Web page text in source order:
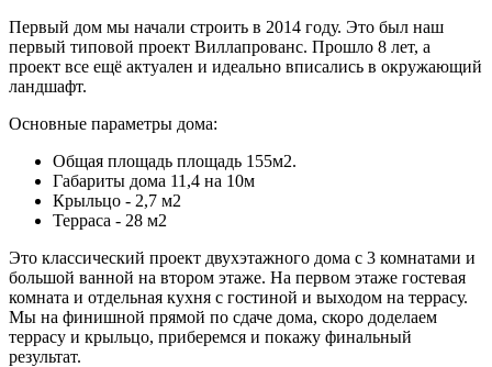
Первый дом мы начали строить в 2014 году. Это был наш
первый типовой проект Виллапрованс. Прошло 8 лет, а
проект все ещё актуален и идеально вписались в окружающий
ландшафт.
Основные параметры дома:
Общая площадь площадь 155м2.
Габариты дома 11,4 на 10м
Крыльцо - 2,7 м2
Терраса - 28 м2
Это классический проект двухэтажного дома с 3 комнатами и
большой ванной на втором этаже. На первом этаже гостевая
комната и отдельная кухня с гостиной и выходом на террасу.
Мы на финишной прямой по сдаче дома, скоро доделаем
террасу и крыльцо, приберемся и покажу финальный
результат.